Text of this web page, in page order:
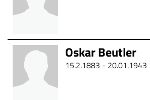
Oskar Beutler
15.2.1883 - 20.01.1943